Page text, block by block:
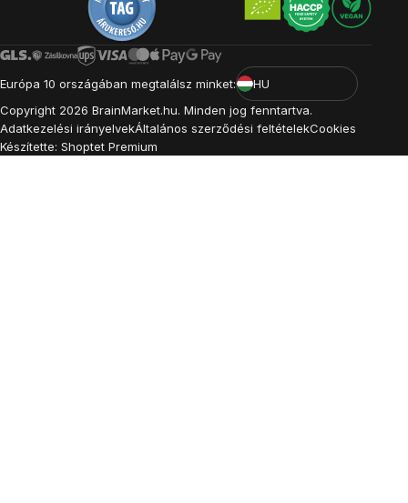
Európa 10 országában megtalálsz minket:
HU
Copyright 2026 BrainMarket.hu. Minden jog fenntartva.
Adatkezelési irányelvekÁltalános szerződési feltételekCookies
Készítette: Shoptet Premium